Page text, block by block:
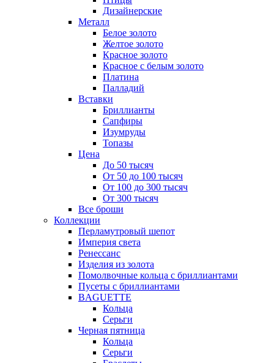
Дизайнерские
Металл
Белое золото
Желтое золото
Красное золото
Красное с белым золото
Платина
Палладий
Вставки
Бриллианты
Сапфиры
Изумруды
Топазы
Цена
До 50 тысяч
От 50 до 100 тысяч
От 100 до 300 тысяч
От 300 тысяч
Все броши
Коллекции
Перламутровый шепот
Империя света
Ренессанс
Изделия из золота
Помолвочные кольца с бриллиантами
Пусеты с бриллиантами
BAGUETTE
Кольца
Серьги
Черная пятница
Кольца
Серьги